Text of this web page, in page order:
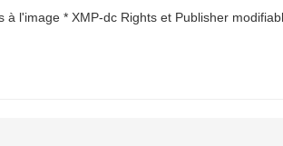
l'image * XMP-dc Rights et Publisher